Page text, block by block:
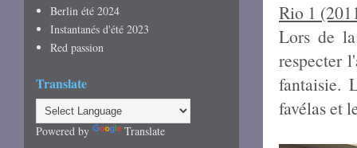
Rio 1
Lors de
respecter
fantaisie.
favélas et
Berlin été 2024
Instantanés d'été 2023
Red passion
Translate
Powered by Translate